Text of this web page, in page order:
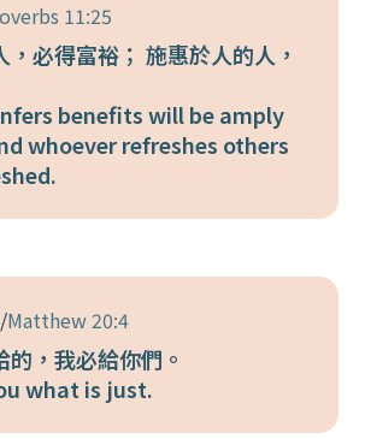
11:25
，必得富裕； 施惠於人的人，
benefits will be amply
whoever refreshes others
/Matthew 20:4
的，我必給你們。
what is just.